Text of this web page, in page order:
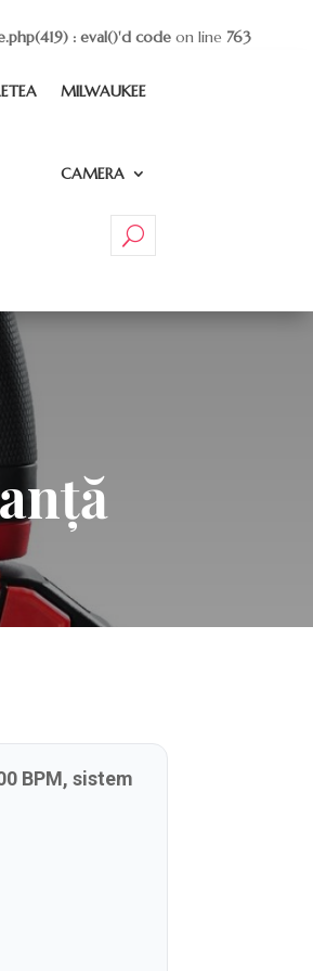
: eval()'d code on line 763
MILWAUKEE
CAMERA
BPM, sistem